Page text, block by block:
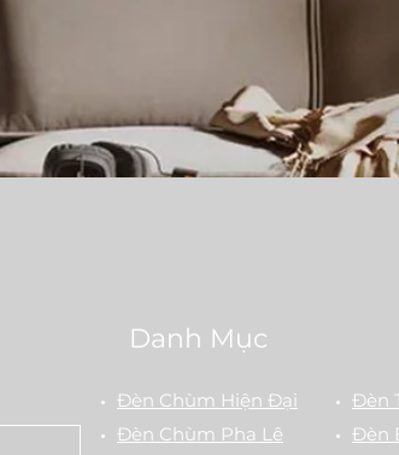
Danh Mục
Đèn Chùm Hiện Đại
Đèn Chùm Pha Lê
Đèn
Đèn